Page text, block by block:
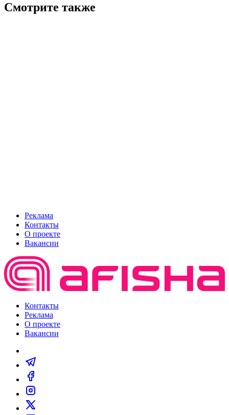
Смотрите также
Реклама
Контакты
О проекте
Вакансии
Контакты
Реклама
О проекте
Вакансии